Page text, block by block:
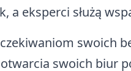
a eksperci służą
swoich
otwarcia swoich biur